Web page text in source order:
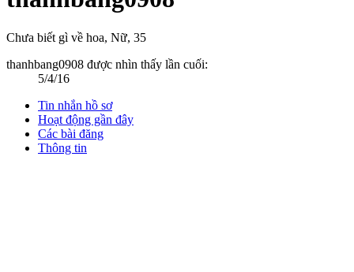
Chưa biết gì về hoa, Nữ, 35
thanhbang0908 được nhìn thấy lần cuối:
5/4/16
Tin nhắn hồ sơ
Hoạt động gần đây
Các bài đăng
Thông tin